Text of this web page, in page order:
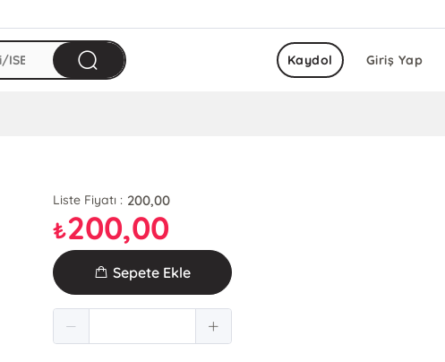
Giriş Yap
Kaydol
Liste Fiyatı : 200,00
₺200,00
Sepete Ekle